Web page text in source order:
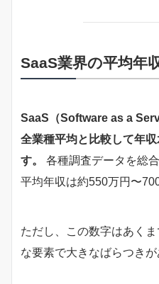
SaaS業界の平均年
SaaS（Software as a
全業種平均と比較して年
す。
各種調査データを総
平均年収は約550万円〜
ただし、この数字はあく
な要素で大きなばらつきが